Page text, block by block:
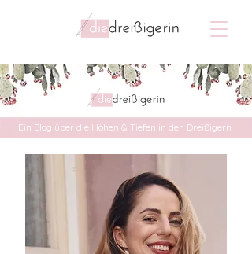
Ein Blog über die Höhen & Tiefen in den Dreißigern